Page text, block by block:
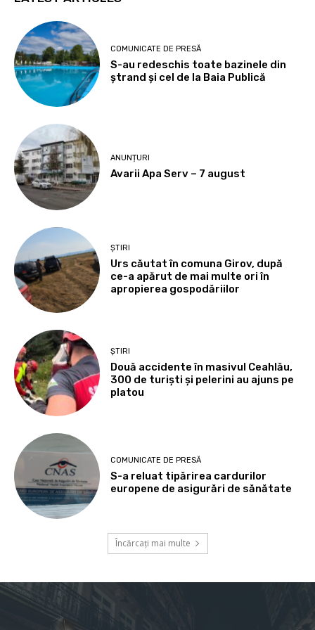
COMUNICATE DE PRESĂ
S-au redeschis toate bazinele din
ștrand și cel de la Baia Publică
ANUNȚURI
Avarii Apa Serv – 7 august
ȘTIRI
Urs căutat în comuna Girov, după
ce-a apărut de mai multe ori în
apropierea gospodăriilor
ȘTIRI
Două accidente în masivul Ceahlău,
300 de turiști și pelerini au ajuns pe
platou
COMUNICATE DE PRESĂ
S-a reluat tipărirea cardurilor
europene de asigurări de sănătate
Încărcați mai multe